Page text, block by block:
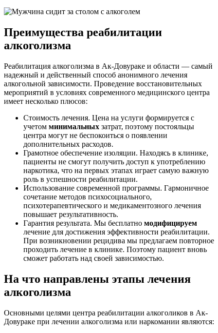
Преимущества реабилитации
алкоголизма
Реабилитация алкоголизма в Ак-Довураке и области — самый
надежный и действенный способ анонимного лечения
алкогольной зависимости. Проведение восстановительных
мероприятий в условиях современного медицинского центра
имеет несколько плюсов:
Стоимость лечения. Цена на услуги формируется с
учетом минимальных затрат, поэтому постояльцы
центра могут не беспокоиться о появлении
дополнительных расходов.
Грамотное обеспечение изоляции. Находясь в клинике,
пациенты не смогут получить доступ к употреблению
наркотика, что на первых этапах играет самую важную
роль в успешности реабилитации.
Использование современной программы. Гармоничное
сочетание методов психосоциального,
психотерапевтического и медикаментозного лечения
повышает результативность.
Гарантия результата. Мы бесплатно модифицируем
лечение для достижения эффективности реабилитации.
При возникновении рецидива мы предлагаем повторное
проходить лечение в клинике. Поэтому пациент вновь
сможет работать над своей зависимостью.
На что направлены этапы лечения
алкоголизма
Основными целями центра реабилитации алкоголиков в Ак-
Довураке при лечении алкоголизма или наркомании являются: